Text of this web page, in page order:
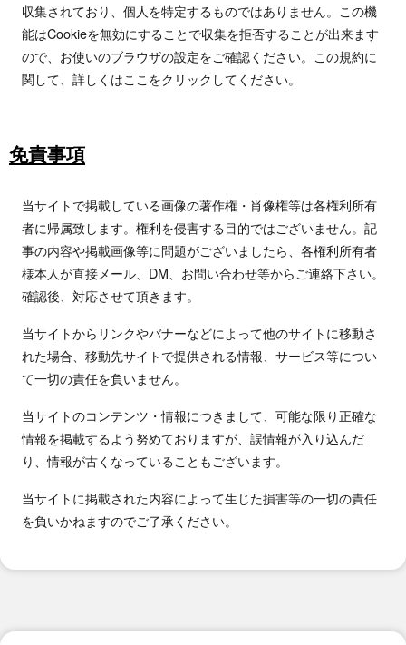
収集されており、個人を特定するものではありません。この機
能はCookieを無効にすることで収集を拒否することが出来ます
ので、お使いのブラウザの設定をご確認ください。この規約に
関して、詳しくはここをクリックしてください。
免責事項
当サイトで掲載している画像の著作権・肖像権等は各権利所有
者に帰属致します。権利を侵害する目的ではございません。記
事の内容や掲載画像等に問題がございましたら、各権利所有者
様本人が直接メール、DM、お問い合わせ等からご連絡下さい。
確認後、対応させて頂きます。
当サイトからリンクやバナーなどによって他のサイトに移動さ
れた場合、移動先サイトで提供される情報、サービス等につい
て一切の責任を負いません。
当サイトのコンテンツ・情報につきまして、可能な限り正確な
情報を掲載するよう努めておりますが、誤情報が入り込んだ
り、情報が古くなっていることもございます。
当サイトに掲載された内容によって生じた損害等の一切の責任
を負いかねますのでご了承ください。